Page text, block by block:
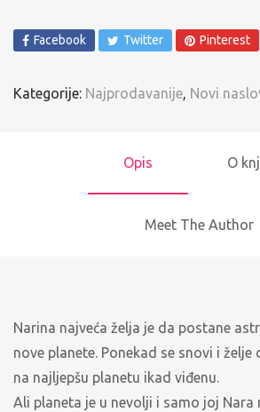
Facebook Twitter Pinterest
Kategorije: Najprodavanije, Novi
Opis O
Meet The Author
Narina najveća želja je da postane
nove planete. Ponekad se snovi i
na najljepšu planetu ikad viđenu.
Ali planeta je u nevolji i samo joj Nara